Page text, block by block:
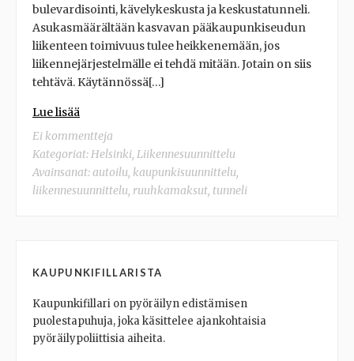
bulevardisointi, kävelykeskusta ja keskustatunneli.
Asukasmäärältään kasvavan pääkaupunkiseudun
liikenteen toimivuus tulee heikkenemään, jos
liikennejärjestelmälle ei tehdä mitään. Jotain on siis
tehtävä. Käytännössä[…]
Lue lisää
Ei kommentteja
Kategoriat:Helsinki, Liikennesuunnittelu
Avainsanat:autoilu, kaupunkisuunnittelu,
liikennesuunnittelu, ruuhkamaksut, tunneli
KAUPUNKIFILLARISTA
Kaupunkifillari on pyöräilyn edistämisen
puolestapuhuja, joka käsittelee ajankohtaisia
pyöräilypoliittisia aiheita.